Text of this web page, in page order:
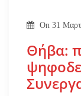
On 31
Θήβα: